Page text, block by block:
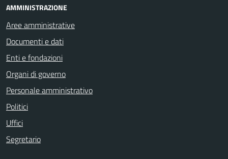
AMMINISTRAZIONE
Aree amministrative
Documenti e dati
Enti e fondazioni
Organi di governo
Personale amministrativo
Politici
Uffici
Segretario